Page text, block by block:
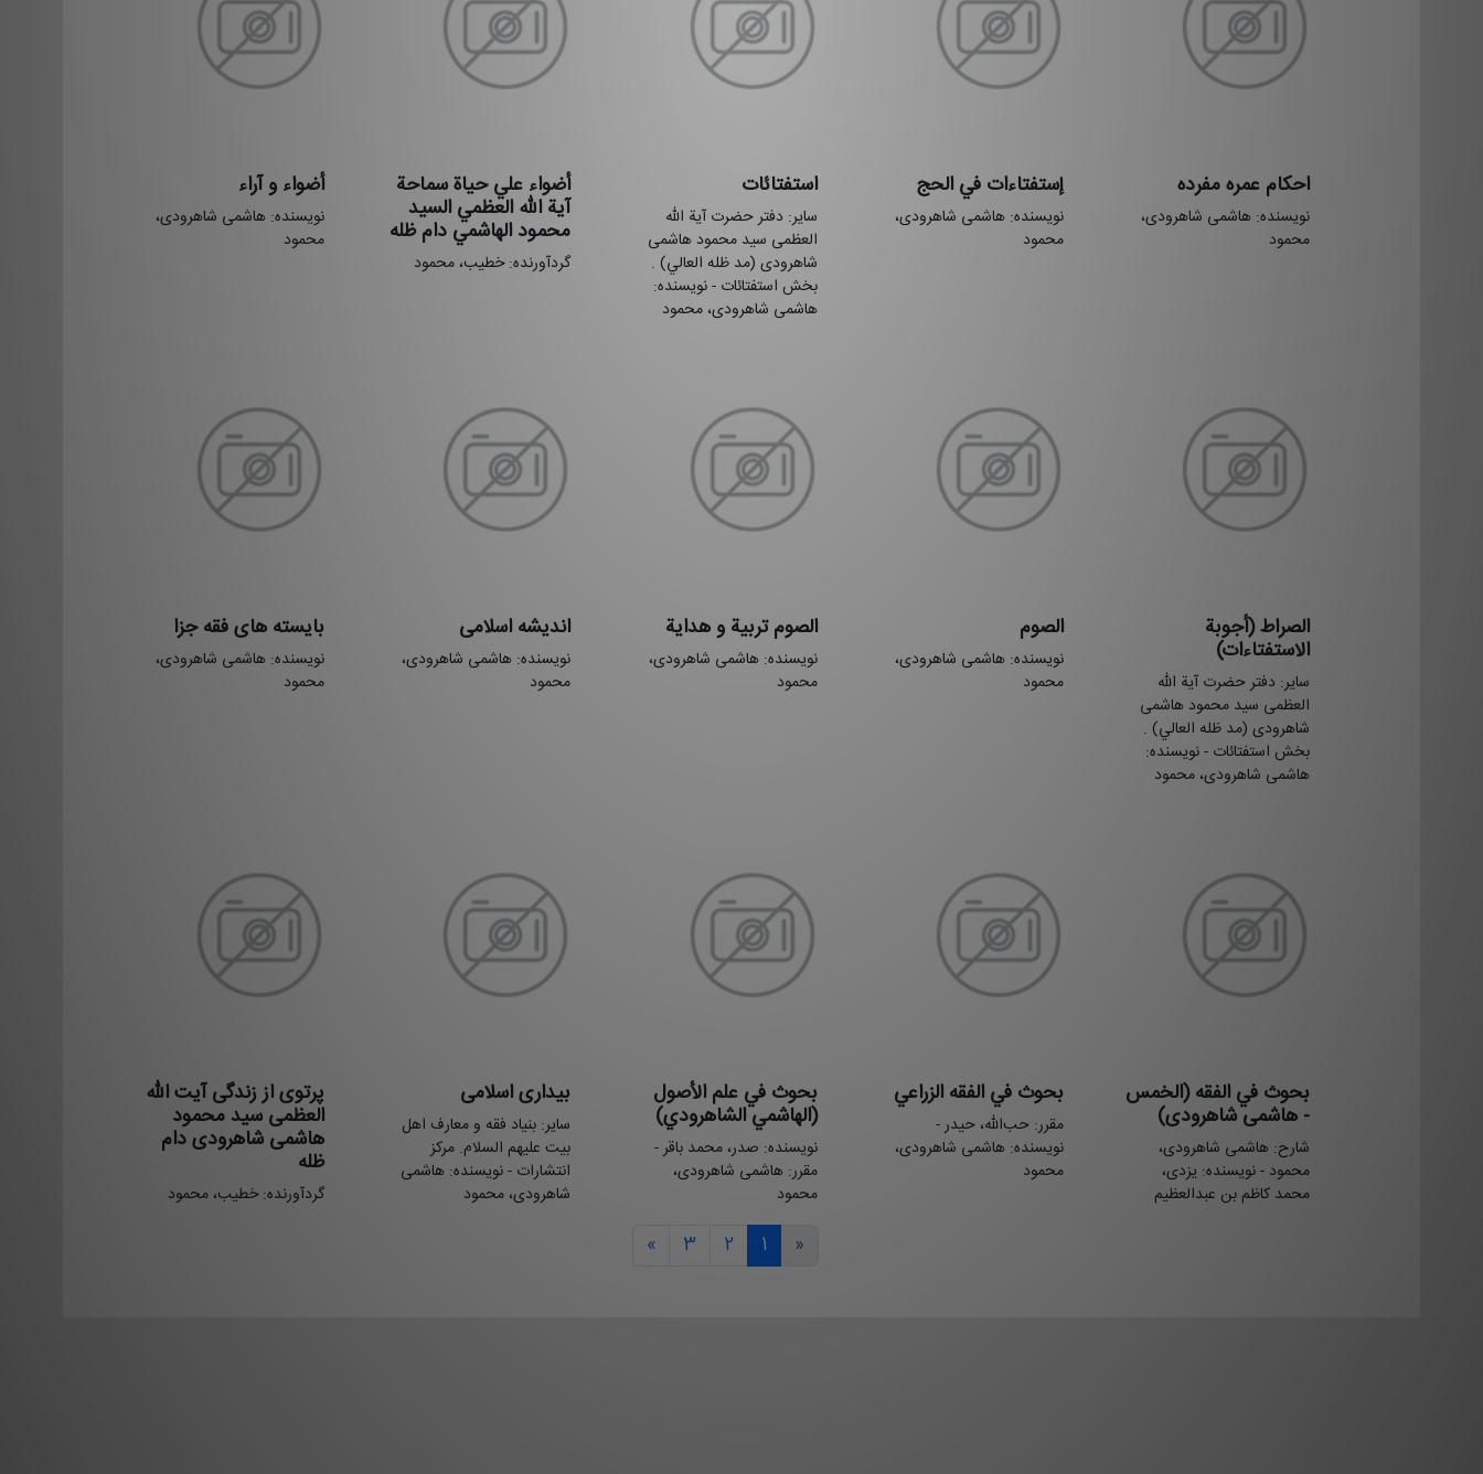
احکام عمره مفرده
نویسنده: هاشمی شاهرودی،
محمود
إستفتاءات في الحج
نویسنده: هاشمی شاهرودی،
محمود
استفتائات
سایر: دفتر حضرت آیة الله
العظمی سید محمود هاشمی
شاهرودی (مد ظله العالي) .
بخش استفتائات - نویسنده:
هاشمی شاهرودی، محمود
أضواء علي حياة سماحة
آية الله العظمي السيد
محمود الهاشمي دام ظله
گردآورنده: خطیب، محمود
أضواء و آراء
نویسنده: هاشمی شاهرودی،
محمود
الصراط (أجوبة
الاستفتاءات)
سایر: دفتر حضرت آیة الله
العظمی سید محمود هاشمی
شاهرودی (مد ظله العالي) .
بخش استفتائات - نویسنده:
هاشمی شاهرودی، محمود
الصوم
نویسنده: هاشمی شاهرودی،
محمود
الصوم تربیة و هدایة
نویسنده: هاشمی شاهرودی،
محمود
اندیشه اسلامی
نویسنده: هاشمی شاهرودی،
محمود
بایسته های فقه جزا
نویسنده: هاشمی شاهرودی،
محمود
بحوث في الفقه (الخمس
- هاشمی شاهرودی)
شارح: هاشمی شاهرودی،
محمود - نویسنده: یزدی،
محمد کاظم بن عبدالعظیم
بحوث في الفقه الزراعي
مقرر: حب‌الله، حیدر -
نویسنده: هاشمی شاهرودی،
محمود
بحوث في علم الأصول
(الهاشمي الشاهرودي)
نویسنده: صدر، محمد باقر -
مقرر: هاشمی شاهرودی،
محمود
بیداری اسلامی
سایر: بنیاد فقه و معارف اهل
بیت علیهم السلام. مرکز
انتشارات - نویسنده: هاشمی
شاهرودی، محمود
پرتوی از زندگی آيت الله
العظمی سيد محمود
هاشمی شاهرودی دام
ظله
گردآورنده: خطیب، محمود
«
1
2
3
»